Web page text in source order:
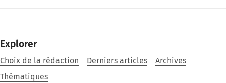
Explorer
Choix de la rédaction Derniers articles
Archives
Thématiques